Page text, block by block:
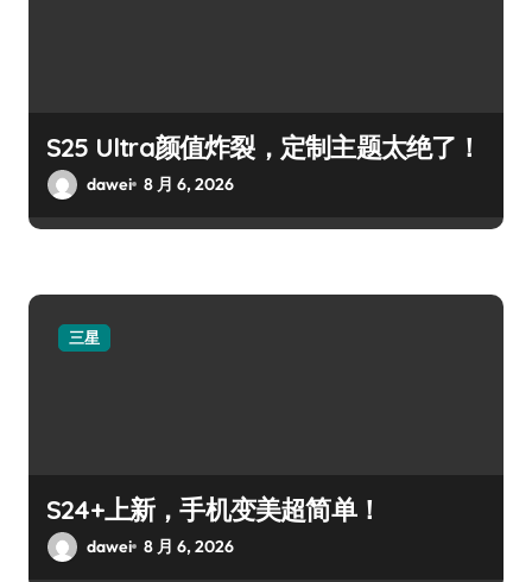
S25 Ultra颜值炸裂，定制主题太绝了！
dawei 8 月 6, 2026
三星
S24+上新，手机变美超简单！
dawei 8 月 6, 2026